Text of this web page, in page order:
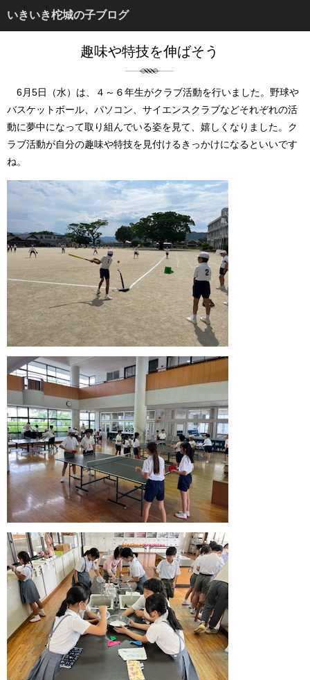
いきいき柁城の子ブログ
趣味や特技を伸ばそう
6月5日（水）は、４～６年生がクラブ活動を行いました。野球や
バスケットボール、パソコン、サイエンスクラブなどそれぞれの活
動に夢中になって取り組んでいる姿を見て、嬉しくなりました。ク
ラブ活動が自分の趣味や特技を見付けるきっかけになるといいです
ね。